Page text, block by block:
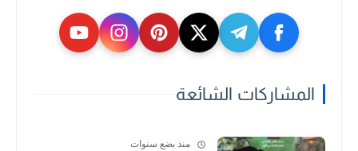
المشاركات الشائعة
منذ بضع سنوات